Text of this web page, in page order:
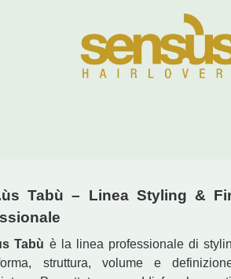
Tabù – Linea Styling &
Tabù è la linea professionale di
struttura, volume e